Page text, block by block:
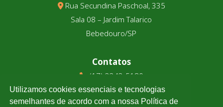
Rua Secundina Paschoal, 335
Sala 08 – Jardim Talarico
Bebedouro/SP
Contatos
(17) 3343-5180
(17) 99123-9831
Utilizamos cookies essenciais e tecnologias
semelhantes de acordo com a nossa Política de